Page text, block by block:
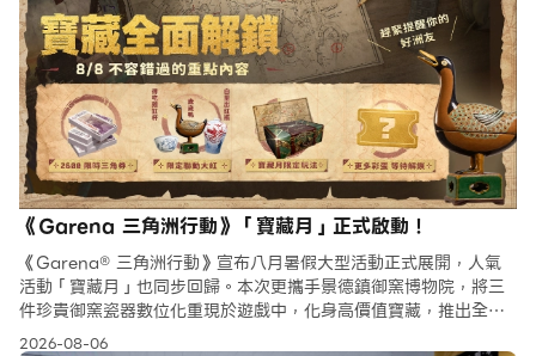
《Garena 三角洲行動》「寶藏月」正式啟動！
《Garena® 三角洲行動》宣布八月暑假大型活動正式展開，人氣
活動「寶藏月」也同步回歸。本次更攜手景德鎮御窯博物院，將三
件珍貴御窯瓷器數位化重現於遊戲中，化身高價值寶藏，推出全新
尋寶撤離玩法。活動期間，玩家可免費獲得總價值超過新台幣 2,
2026-08-06